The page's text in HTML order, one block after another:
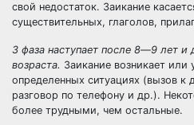
свой недостаток. Заикание
существительных, глаголов,
3 фаза наступает после 8—9 лет и
возраста. Заикание возникает или
определенных ситуациях (вызов к
разговор по телефону и др.).
более трудными, чем остальные.